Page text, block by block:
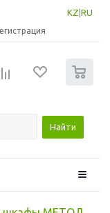
KZ RU
Найти